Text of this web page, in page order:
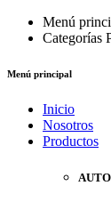
Menú
Categorías
Menú principal
Inicio
Nosotros
Productos